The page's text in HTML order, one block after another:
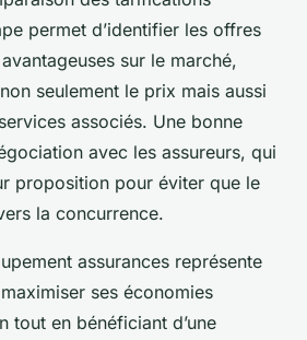
permet d’identifier les offres
sur le marché,
seulement le prix mais aussi
associés. Une bonne
avec les assureurs, qui
proposition pour éviter que le
la concurrence.
assurances représente
ses économies
tout en bénéficiant d’une